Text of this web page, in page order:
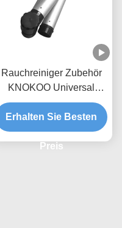
Rauchreiniger Zubehör
KNOKOO Universal
Aluminiumlegierung
Klappsaugarm, 75mm
Schnittstelle
Erhalten Sie Besten
Preis